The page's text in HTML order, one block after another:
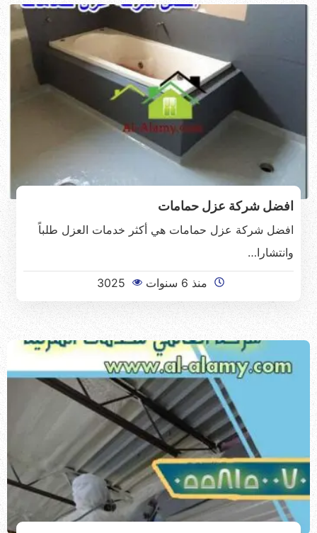
افضل شركة عزل حمامات
افضل شركة عزل حمامات هي أكثر خدمات العزل طلباً
وانتشارا…
منذ 6 سنوات 3025